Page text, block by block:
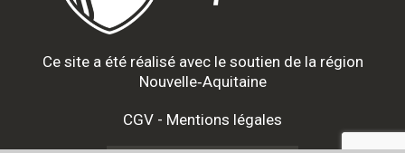
Ce site a été réalisé avec le soutien de la région
Nouvelle‑Aquitaine
CGV - Mentions légales